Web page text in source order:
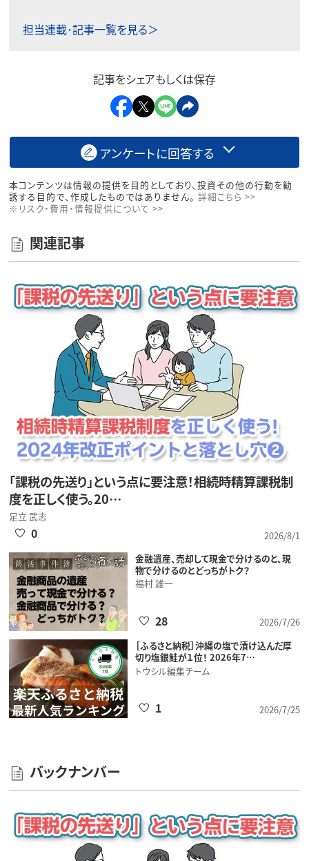
担当連載･記事一覧を見る＞
記事をシェアもしくは保存
アンケートに回答する
本コンテンツは情報の提供を目的としており、投資その他の行動を勧
誘する目的で、作成したものではありません。 詳細こちら >>
※リスク・費用・情報提供について >>
関連記事
「課税の先送り」という点に要注意！相続時精算課税制
度を正しく使う。20…
足立 武志
2026/8/1
0
金融遺産、売却して現金で分けるのと、現
物で分けるのとどっちがトク？
福村 雄一
2026/7/26
28
［ふるさと納税］沖縄の塩で漬け込んだ厚
切り塩銀鮭が１位！ 2026年7…
トウシル編集チーム
2026/7/25
1
バックナンバー